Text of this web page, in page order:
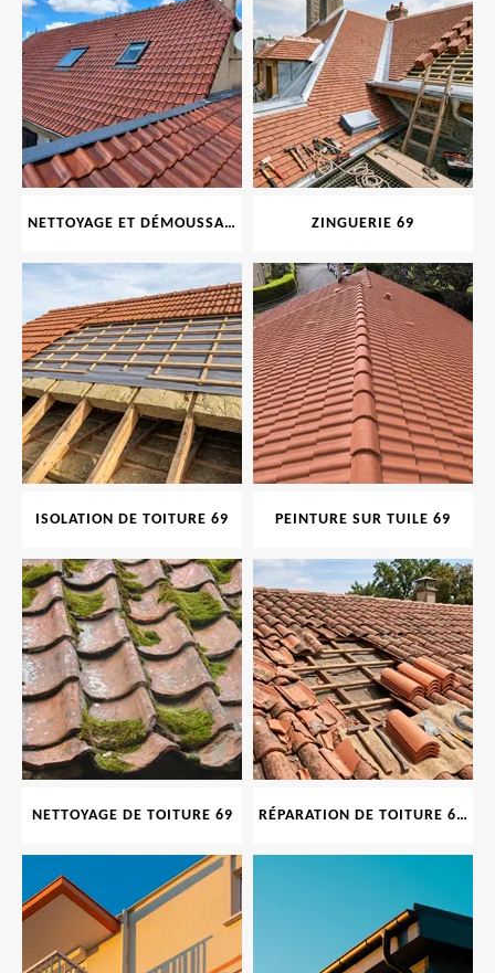
NETTOYAGE ET DÉMOUSSAGE DE TOITURE ET FAÇADE 69 ZINGUERIE 69
ISOLATION DE TOITURE 69 PEINTURE SUR TUILE 69
NETTOYAGE DE TOITURE 69 RÉPARATION DE TOITURE 69 RHONE, TUILES CASSÉES OU ABIMÉES